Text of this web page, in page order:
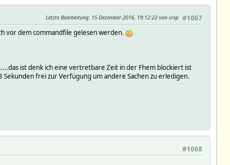
#1067
Letzte Bearbeitung: 15 Dezember 2016, 19:12:22 von srxp
vor dem commandfile gelesen werden.
ist denk ich eine vertretbare Zeit in der Fhem blockiert ist
frei zur Verfügung um andere Sachen zu erledigen.
#1068